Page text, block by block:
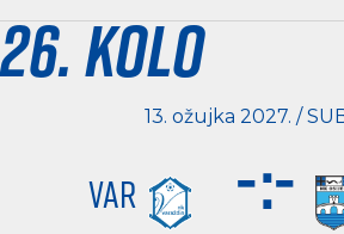
26. kolo
13. ožujka 2027. /
VAR -:-